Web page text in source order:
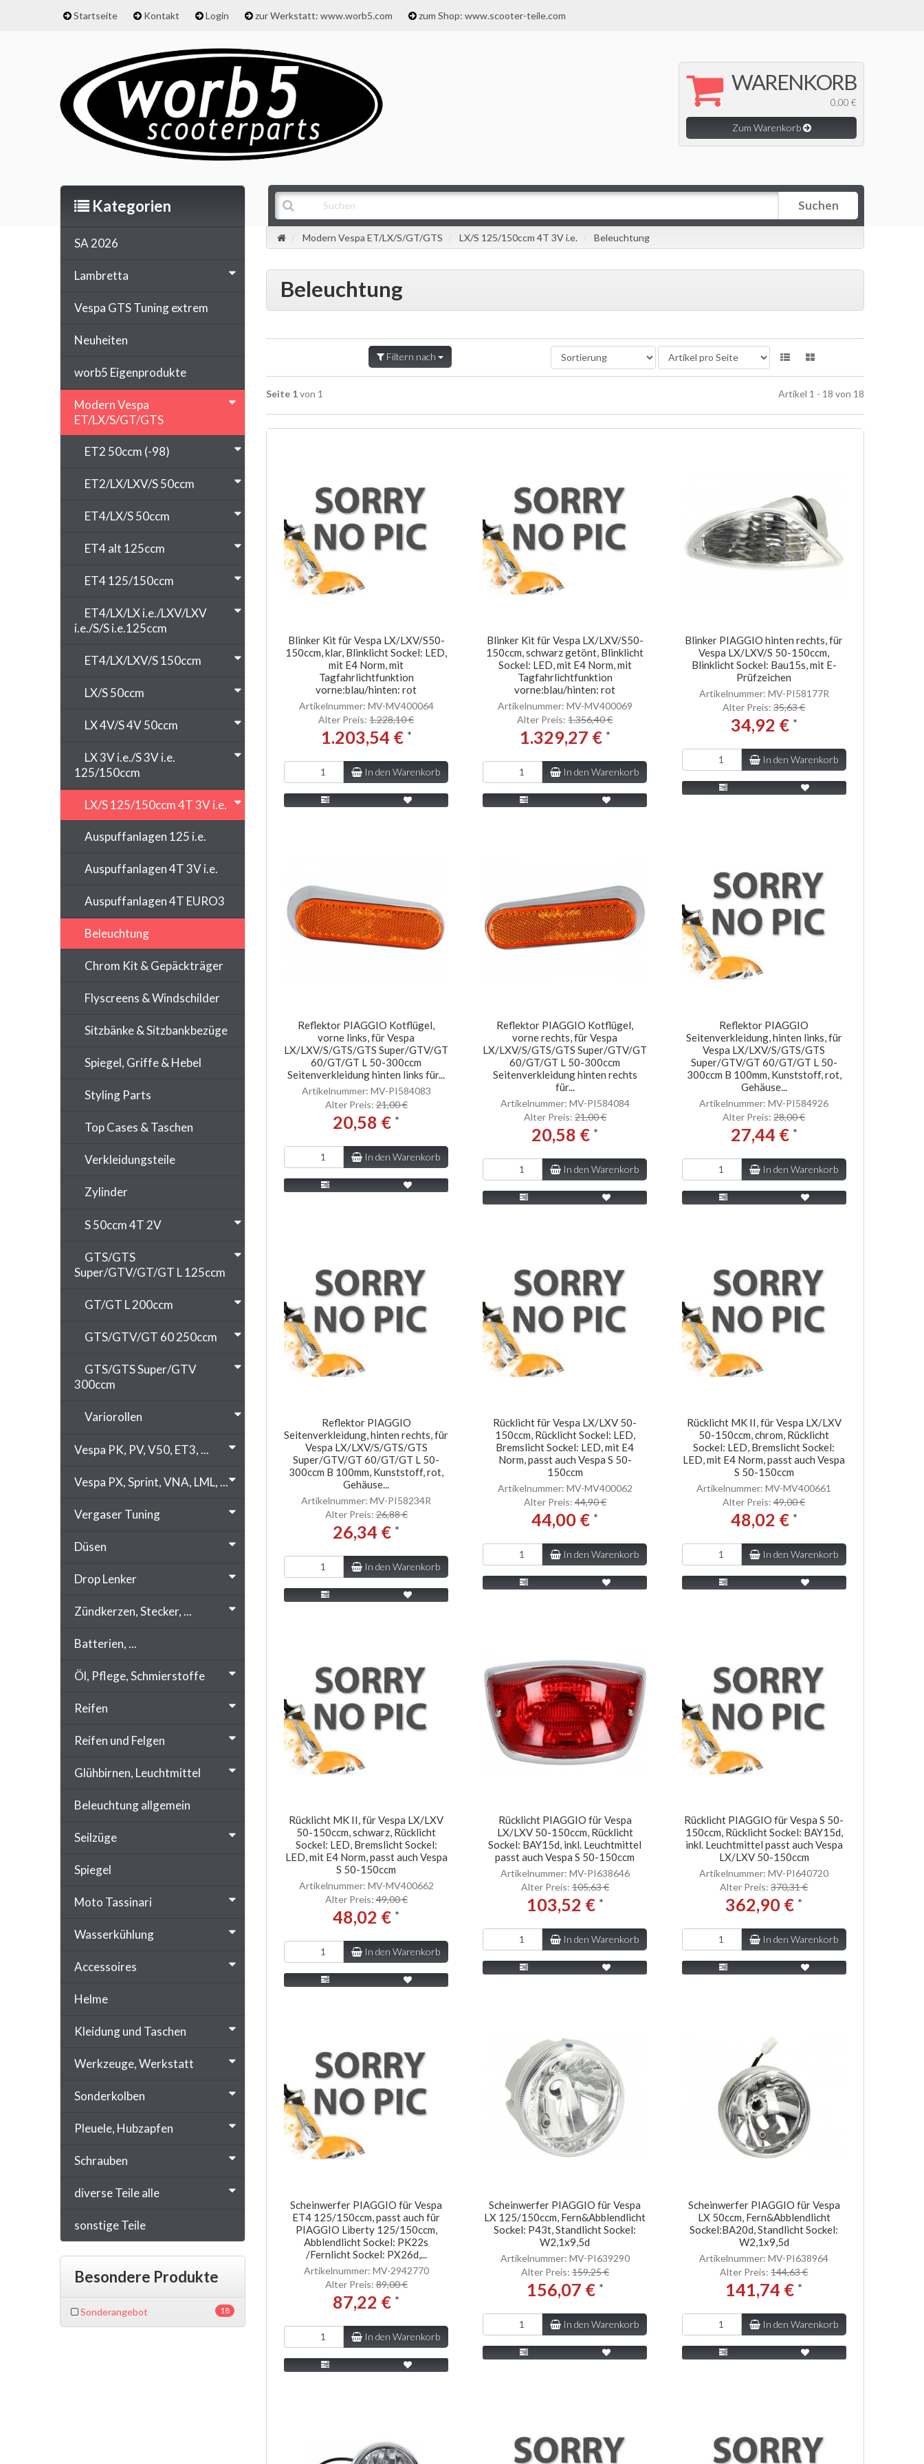
Startseite Kontakt Login zur Werkstatt: www.worb5.com zum Shop: www.scooter-teile.com
WARENKORB
0,00 €
Zum Warenkorb
Suchen
Modern Vespa ET/LX/S/GT/GTS LX/S 125/150ccm 4T 3V i.e. Beleuchtung
Beleuchtung
Filtern nach
Seite 1von 1 Artikel 1 - 18 von 18
Blinker Kit für Vespa LX/LXV/S50-
150ccm, klar, Blinklicht Sockel: LED,
mit E4 Norm, mit
Tagfahrlichtfunktion
vorne:blau/hinten: rot
Artikelnummer: MV-MV400064
Alter Preis:1.228,10 €
1.203,54 € *
In den Warenkorb
Blinker Kit für Vespa LX/LXV/S50-
150ccm, schwarz getönt, Blinklicht
Sockel: LED, mit E4 Norm, mit
Tagfahrlichtfunktion
vorne:blau/hinten: rot
Artikelnummer: MV-MV400069
Alter Preis:1.356,40 €
1.329,27 € *
In den Warenkorb
Blinker PIAGGIO hinten rechts, für
Vespa LX/LXV/S 50-150ccm,
Blinklicht Sockel: Bau15s, mit E-
Prüfzeichen
Artikelnummer: MV-PI58177R
Alter Preis:35,63 €
34,92 € *
In den Warenkorb
Reflektor PIAGGIO Kotflügel,
vorne links, für Vespa
LX/LXV/S/GTS/GTS Super/GTV/GT
60/GT/GT L 50-300ccm
Seitenverkleidung hinten links für...
Artikelnummer: MV-PI584083
Alter Preis:21,00 €
20,58 € *
In den Warenkorb
Reflektor PIAGGIO Kotflügel,
vorne rechts, für Vespa
LX/LXV/S/GTS/GTS Super/GTV/GT
60/GT/GT L 50-300ccm
Seitenverkleidung hinten rechts
für...
Artikelnummer: MV-PI584084
Alter Preis: 21,00 €
20,58 € *
In den Warenkorb
Reflektor PIAGGIO
Seitenverkleidung, hinten links, für
Vespa LX/LXV/S/GTS/GTS
Super/GTV/GT 60/GT/GT L 50-
300ccm B 100mm, Kunststoff, rot,
Gehäuse...
Artikelnummer: MV-PI584926
Alter Preis:28,00 €
27,44 € *
In den Warenkorb
Reflektor PIAGGIO
Seitenverkleidung, hinten rechts, für
Vespa LX/LXV/S/GTS/GTS
Super/GTV/GT 60/GT/GT L 50-
300ccm B 100mm, Kunststoff, rot,
Gehäuse...
Artikelnummer: MV-PI58234R
Alter Preis:26,88 €
26,34 € *
In den Warenkorb
Rücklicht für Vespa LX/LXV 50-
150ccm, Rücklicht Sockel: LED,
Bremslicht Sockel: LED, mit E4
Norm, passt auch Vespa S 50-
150ccm
Artikelnummer: MV-MV400062
Alter Preis: 44,90 €
44,00 € *
In den Warenkorb
Rücklicht MK II, für Vespa LX/LXV
50-150ccm, chrom, Rücklicht
Sockel: LED, Bremslicht Sockel:
LED, mit E4 Norm, passt auch Vespa
S 50-150ccm
Artikelnummer: MV-MV400661
Alter Preis:49,00 €
48,02 € *
In den Warenkorb
Rücklicht MK II, für Vespa LX/LXV
50-150ccm, schwarz, Rücklicht
Sockel: LED, Bremslicht Sockel:
LED, mit E4 Norm, passt auch Vespa
S 50-150ccm
Artikelnummer: MV-MV400662
Alter Preis:49,00 €
48,02 € *
In den Warenkorb
Rücklicht PIAGGIO für Vespa
LX/LXV 50-150ccm, Rücklicht
Sockel: BAY15d, inkl. Leuchtmittel
passt auch Vespa S 50-150ccm
Artikelnummer: MV-PI638646
Alter Preis: 105,63 €
103,52 € *
In den Warenkorb
Rücklicht PIAGGIO für Vespa S 50-
150ccm, Rücklicht Sockel: BAY15d,
inkl. Leuchtmittel passt auch Vespa
LX/LXV 50-150ccm
Artikelnummer: MV-PI640720
Alter Preis:370,31 €
362,90 € *
In den Warenkorb
Scheinwerfer PIAGGIO für Vespa
ET4 125/150ccm, passt auch für
PIAGGIO Liberty 125/150ccm,
Abblendlicht Sockel: PK22s
/Fernlicht Sockel: PX26d,...
Artikelnummer: MV-2942770
Alter Preis:89,00 €
87,22 € *
In den Warenkorb
Scheinwerfer PIAGGIO für Vespa
LX 125/150ccm, Fern&Abblendlicht
Sockel: P43t, Standlicht Sockel:
W2,1x9,5d
Artikelnummer: MV-PI639290
Alter Preis: 159,25 €
156,07 € *
In den Warenkorb
Scheinwerfer PIAGGIO für Vespa
LX 50ccm, Fern&Abblendlicht
Sockel:BA20d, Standlicht Sockel:
W2,1x9,5d
Artikelnummer: MV-PI638964
Alter Preis:144,63 €
141,74 € *
In den Warenkorb
Kategorien
SA 2026
Lambretta
Vespa GTS Tuning extrem
Neuheiten
worb5 Eigenprodukte
Modern Vespa
ET/LX/S/GT/GTS
ET2 50ccm (-98)
ET2/LX/LXV/S 50ccm
ET4/LX/S 50ccm
ET4 alt 125ccm
ET4 125/150ccm
ET4/LX/LX i.e./LXV/LXV
i.e./S/S i.e.125ccm
ET4/LX/LXV/S 150ccm
LX/S 50ccm
LX 4V/S 4V 50ccm
LX 3V i.e./S 3V i.e.
125/150ccm
LX/S 125/150ccm 4T 3V i.e.
Auspuffanlagen 125 i.e.
Auspuffanlagen 4T 3V i.e.
Auspuffanlagen 4T EURO3
Beleuchtung
Chrom Kit & Gepäckträger
Flyscreens & Windschilder
Sitzbänke & Sitzbankbezüge
Spiegel, Griffe & Hebel
Styling Parts
Top Cases & Taschen
Verkleidungsteile
Zylinder
S 50ccm 4T 2V
GTS/GTS
Super/GTV/GT/GT L 125ccm
GT/GT L 200ccm
GTS/GTV/GT 60 250ccm
GTS/GTS Super/GTV
300ccm
Variorollen
Vespa PK, PV, V50, ET3, ...
Vespa PX, Sprint, VNA, LML, ...
Vergaser Tuning
Düsen
Drop Lenker
Zündkerzen, Stecker, ...
Batterien, ...
Öl, Pflege, Schmierstoffe
Reifen
Reifen und Felgen
Glühbirnen, Leuchtmittel
Beleuchtung allgemein
Seilzüge
Spiegel
Moto Tassinari
Wasserkühlung
Accessoires
Helme
Kleidung und Taschen
Werkzeuge, Werkstatt
Sonderkolben
Pleuele, Hubzapfen
Schrauben
diverse Teile alle
sonstige Teile
Besondere Produkte
18
Sonderangebot